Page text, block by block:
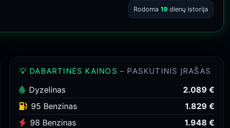
Rodoma 19 dienų istorija
💡 DABARTINĖS KAINOS – PASKUTINIS ĮRAŠAS
Dyzelinas
2.089 €
95 Benzinas
1.829 €
98 Benzinas
1.948 €